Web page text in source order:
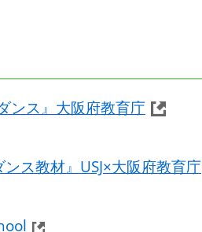
ンス』大阪府教育庁
ス教材』USJ×大阪府教育庁